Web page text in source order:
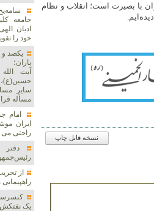
با بصیرت است؛ انقلاب و نظام
نسخه قابل چاپ
جامعه
ادیان
خود را
یکصد
باران؛
آیت
حسین(ع)،
سایر
مسأله
امام
ایران
راحتی می
دفتر
از
راهپیمایی
یک نفتکش